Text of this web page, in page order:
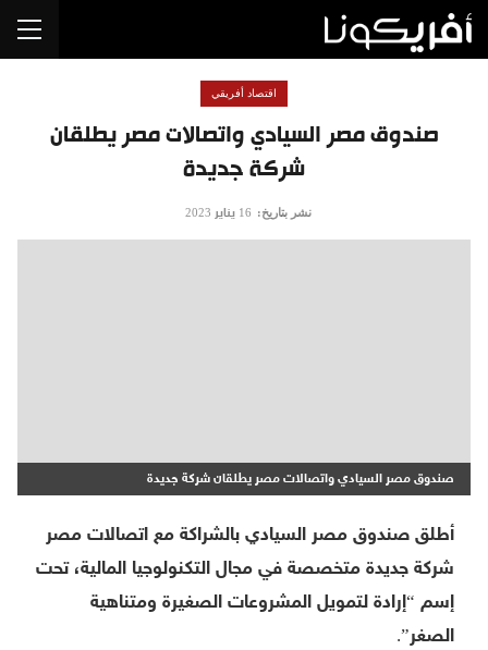
صندوق مصر السيادي واتصالات مصر يطلقان
شركة جديدة
اقتصاد أفريقي
نشر بتاريخ: 16 يناير 2023
صندوق مصر السيادي واتصالات مصر يطلقان شركة جديدة
أطلق صندوق مصر السيادي بالشراكة مع اتصالات مصر
شركة جديدة متخصصة في مجال التكنولوجيا المالية، تحت
إسم “إرادة لتمويل المشروعات الصغيرة ومتناهية
الصغر”.